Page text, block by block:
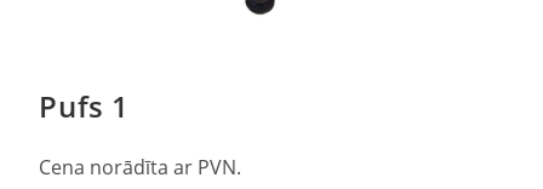
Pufs 1
Cena norādīta ar PVN.